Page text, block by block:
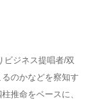
ビジネス提唱者/双
のかなどを察知す
推命をベースに、